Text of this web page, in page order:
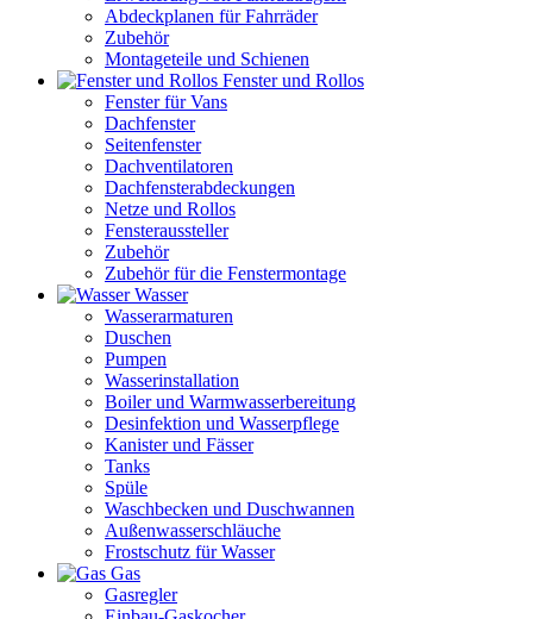
Abdeckplanen für Fahrräder
Zubehör
Montageteile und Schienen
Fenster und Rollos
Fenster für Vans
Dachfenster
Seitenfenster
Dachventilatoren
Dachfensterabdeckungen
Netze und Rollos
Fensteraussteller
Zubehör
Zubehör für die Fenstermontage
Wasser
Wasserarmaturen
Duschen
Pumpen
Wasserinstallation
Boiler und Warmwasserbereitung
Desinfektion und Wasserpflege
Kanister und Fässer
Tanks
Spüle
Waschbecken und Duschwannen
Außenwasserschläuche
Frostschutz für Wasser
Gas
Gasregler